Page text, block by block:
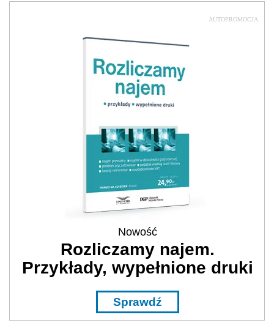
AUTOPROMOCJA
Nowość
Rozliczamy najem.
Przykłady, wypełnione druki
Sprawdź